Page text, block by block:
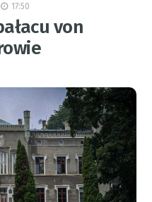
17:50
von